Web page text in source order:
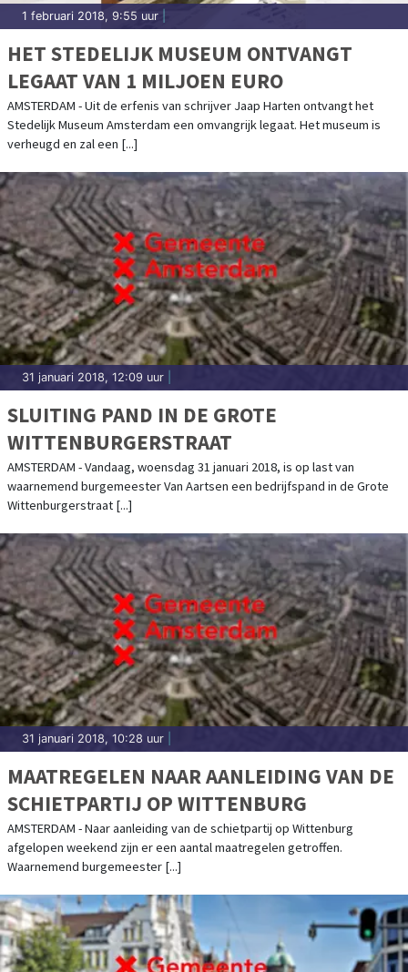
1 februari 2018, 9:55 uur
HET STEDELIJK MUSEUM ONTVANGT
LEGAAT VAN 1 MILJOEN EURO
AMSTERDAM - Uit de erfenis van schrijver Jaap Harten ontvangt het
Stedelijk Museum Amsterdam een omvangrijk legaat. Het museum is
verheugd en zal een [...]
31 januari 2018, 12:09 uur
SLUITING PAND IN DE GROTE
WITTENBURGERSTRAAT
AMSTERDAM - Vandaag, woensdag 31 januari 2018, is op last van
waarnemend burgemeester Van Aartsen een bedrijfspand in de Grote
Wittenburgerstraat [...]
31 januari 2018, 10:28 uur
MAATREGELEN NAAR AANLEIDING VAN DE
SCHIETPARTIJ OP WITTENBURG
AMSTERDAM - Naar aanleiding van de schietpartij op Wittenburg
afgelopen weekend zijn er een aantal maatregelen getroffen.
Waarnemend burgemeester [...]